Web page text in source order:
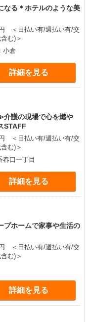
なる＊ホテルのような美
＜日払い有/週払い有/交
む)＞
小倉
詳細を見る
護の現場で心を燃や
STAFF
＜日払い有/週払い有/交
む)＞
春口一丁目
詳細を見る
プホームで家事や生活の
＜日払い有/週払い有/交
む)＞
詳細を見る